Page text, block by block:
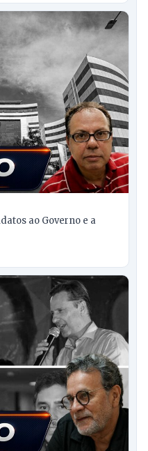
ao Governo e a